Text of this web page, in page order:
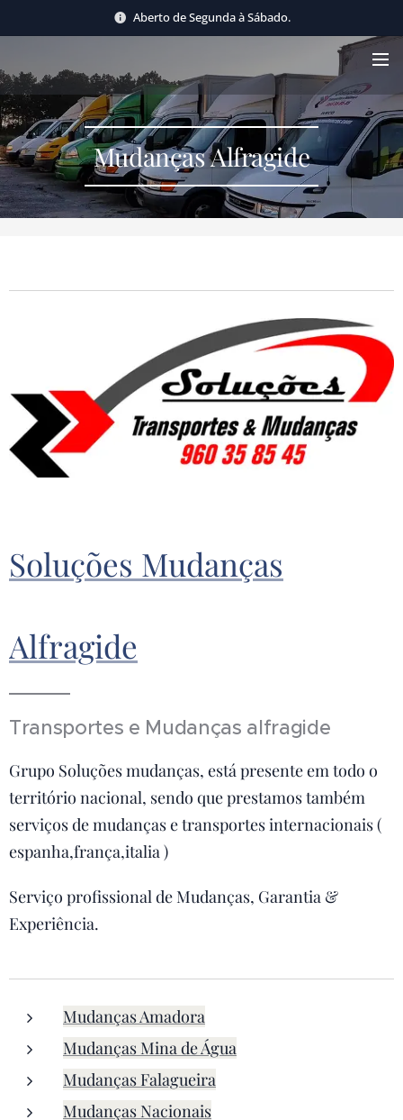
Aberto de Segunda à Sábado.
Mudanças Alfragide
Soluções Mudanças
Alfragide
Transportes e Mudanças alfragide
Grupo Soluções mudanças, está presente em todo o
território nacional, sendo que prestamos também
serviços de mudanças e transportes internacionais (
espanha,frança,italia )
Serviço profissional de Mudanças, Garantia &
Experiência.
Mudanças Amadora
Mudanças Mina de Água
Mudanças Falagueira
Mudanças Nacionais